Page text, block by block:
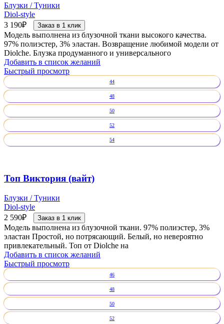
Блузки / Туники
Diol-style
3 190₽ Заказ в 1 клик
Модель выполнена из блузочной ткани высокого качества.
97% полиэстер, 3% эластан. Возвращение любимой модели от
Diolche. Блузка продуманного и универсального
Добавить в список желаний
Быстрый просмотр
44
48
50
52
54
Топ Виктория (вайт)
Блузки / Туники
Diol-style
2 590₽ Заказ в 1 клик
Модель выполнена из блузочной ткани. 97% полиэстер, 3%
эластан Простой, но потрясающий. Белый, но невероятно
привлекательный. Топ от Diolche на
Добавить в список желаний
Быстрый просмотр
46
48
50
52